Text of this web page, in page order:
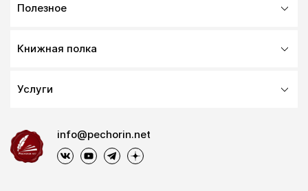
Полезное
Книжная полка
Услуги
info@pechorin.net